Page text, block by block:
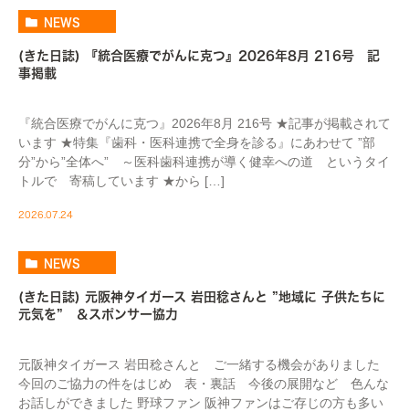
NEWS
(きた日誌) 『統合医療でがんに克つ』2026年8月 216号 記
事掲載
『統合医療でがんに克つ』2026年8月 216号 ★記事が掲載されて
います ★特集『歯科・医科連携で全身を診る』にあわせて ”部
分”から”全体へ” ～医科歯科連携が導く健幸への道 というタイ
トルで 寄稿しています ★から […]
2026.07.24
NEWS
(きた日誌) 元阪神タイガース 岩田稔さんと ”地域に 子供たちに
元気を” ＆スポンサー協力
元阪神タイガース 岩田稔さんと ご一緒する機会がありました
今回のご協力の件をはじめ 表・裏話 今後の展開など 色んな
お話しができました 野球ファン 阪神ファンはご存じの方も多い